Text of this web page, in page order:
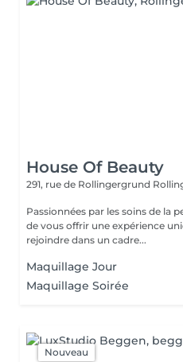
House Of Beauty
291, rue de Rollingergrund
Passionnées par les soins de la
de vous offrir une expérience
rejoindre dans un cadre...
Maquillage Jour
Maquillage Soirée
Nouveau